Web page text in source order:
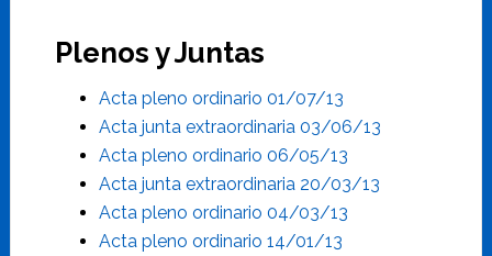
Plenos y Juntas
Acta pleno ordinario 01/07/13
Acta junta extraordinaria 03/06/13
Acta pleno ordinario 06/05/13
Acta junta extraordinaria 20/03/13
Acta pleno ordinario 04/03/13
Acta pleno ordinario 14/01/13